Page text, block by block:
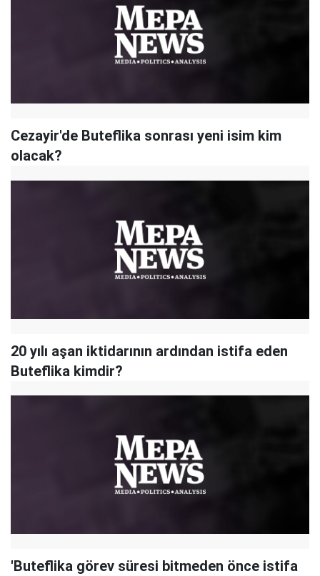
Cezayir'de Buteflika sonrası yeni isim kim
olacak?
20 yılı aşan iktidarının ardından istifa eden
Buteflika kimdir?
'Buteflika görev süresi bitmeden önce istifa